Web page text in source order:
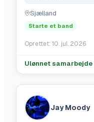
Sjælland
Starte et band
Oprettet: 10. jul. 2026
Ulønnet samarbejde
Jay Moody